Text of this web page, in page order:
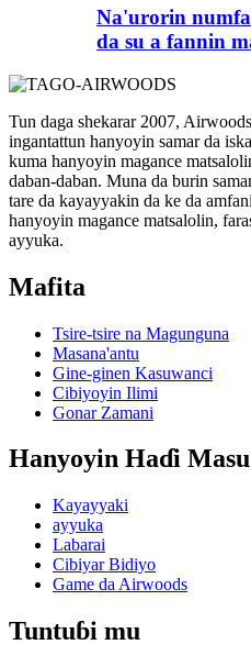
Na'urorin
da su a fannin
Tun daga shekarar 2007,
ingantattun hanyoyin samar da
kuma hanyoyin magance
daban-daban. Muna da burin
tare da kayayyakin da ke da
hanyoyin magance matsalolin,
ayyuka.
Mafita
Tsire-tsire na Magunguna
Masana'antu
Gine-ginen Kasuwanci
Cibiyoyin Ilimi
Gonar Zamani
Hanyoyin Haɗi
Kayayyaki
ayyuka
Labarai
Cibiyar Bidiyo
Game da Airwoods
Tuntuɓi mu